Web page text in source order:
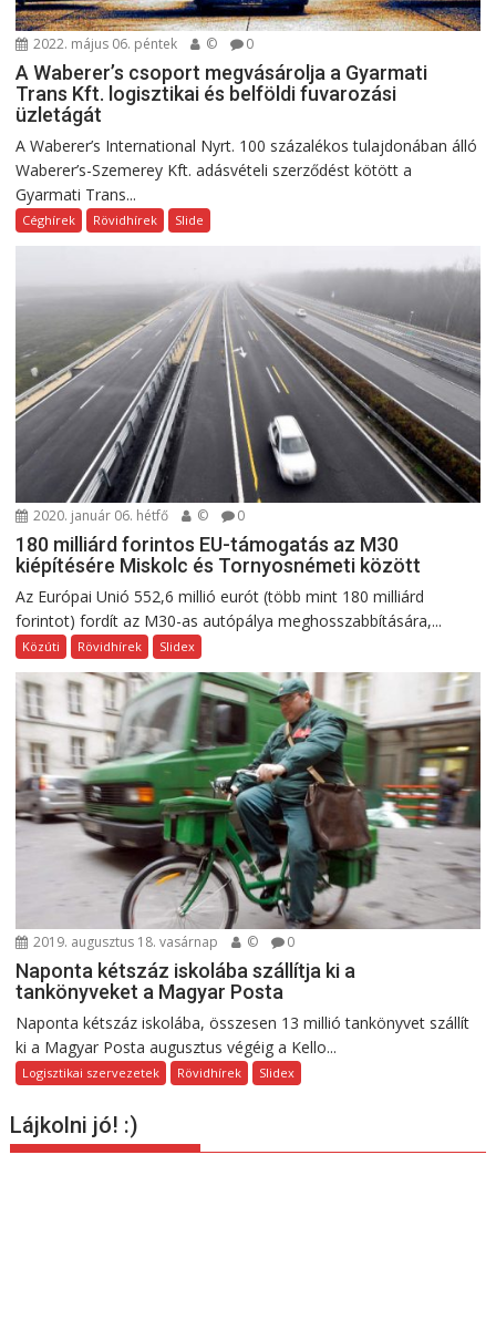
2022. május 06. péntek © 0
A Waberer’s csoport megvásárolja a Gyarmati
Trans Kft. logisztikai és belföldi fuvarozási
üzletágát
A Waberer’s International Nyrt. 100 százalékos tulajdonában álló
Waberer’s-Szemerey Kft. adásvételi szerződést kötött a
Gyarmati Trans...
Céghírek Rövidhírek Slide
2020. január 06. hétfő © 0
180 milliárd forintos EU-támogatás az M30
kiépítésére Miskolc és Tornyosnémeti között
Az Európai Unió 552,6 millió eurót (több mint 180 milliárd
forintot) fordít az M30-as autópálya meghosszabbítására,...
Közúti Rövidhírek Slidex
2019. augusztus 18. vasárnap © 0
Naponta kétszáz iskolába szállítja ki a
tankönyveket a Magyar Posta
Naponta kétszáz iskolába, összesen 13 millió tankönyvet szállít
ki a Magyar Posta augusztus végéig a Kello...
Logisztikai szervezetek Rövidhírek Slidex
Lájkolni jó! :)